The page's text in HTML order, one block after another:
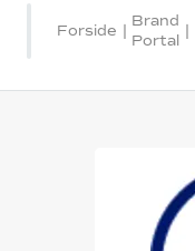
Forside |
Brand
Portal
|